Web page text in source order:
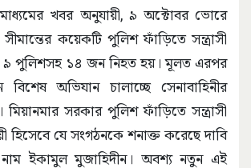
খবর অনুযায়ী, ৯ অক্টোবর ভোরে
কয়েকটি পুলিশ ফাঁড়িতে সন্ত্রাসী
৯ পুলিশসহ ১৪ জন নিহত হয়। মূলত এরপর
অভিযান চালাচ্ছে সেনাবাহিনীর
মিয়ানমার সরকার পুলিশ ফাঁড়িতে সন্ত্রাসী
হিসেবে যে সংগঠনকে শনাক্ত করেছে দাবি
নাম ইকামুল মুজাহিদীন। অবশ্য নতুন এই